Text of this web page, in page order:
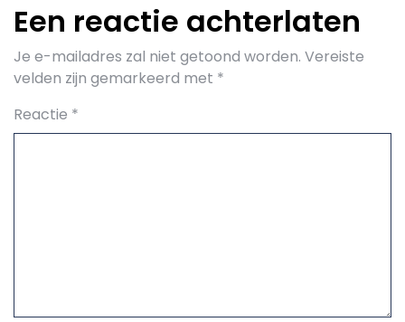
Een reactie achterlaten
Je e-mailadres zal niet getoond worden. Vereiste
velden zijn gemarkeerd met *
Reactie *